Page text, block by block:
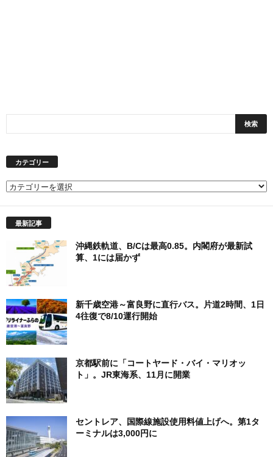
カテゴリー
カ
最新記事
沖縄鉄軌道、B/Cは最高0.85。内閣府が最新試
算、1には届かず
新千歳空港～富良野に直行バス。片道2時間、1日
4往復で8/10運行開始
京都駅前に「コートヤード・バイ・マリオッ
ト」。JR東海系、11月に開業
セントレア、国際線施設使用料値上げへ。第1タ
ーミナルは3,000円に